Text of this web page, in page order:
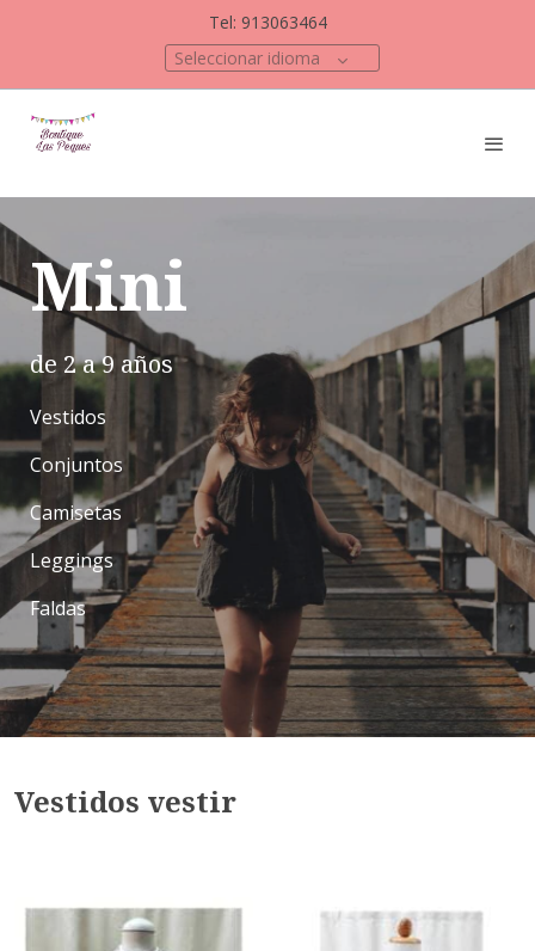
Tel: 913063464
Seleccionar idioma
Mini
de 2 a 9 años
Vestidos
Conjuntos
Camisetas
Leggings
Faldas
Vestidos vestir